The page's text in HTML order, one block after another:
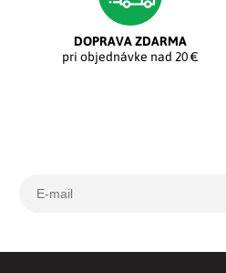
DOPRAVA ZDARMA
pri objednávke nad 20 €